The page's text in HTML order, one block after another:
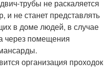
трубы не раскаляется
и не станет представлять
в доме людей, в случае
через помещения
организация проходок